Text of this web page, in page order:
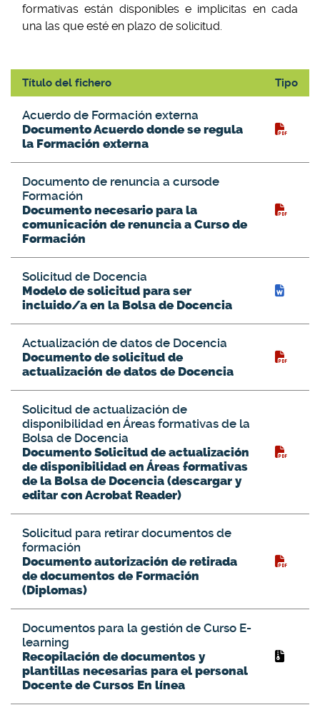
formativas están disponibles e implicitas en cada
una las que esté en plazo de solicitud.
Título del fichero Tipo
Acuerdo de Formación externa
Documento Acuerdo donde se regula
la Formación externa
Documento de renuncia a cursode
Formación
Documento necesario para la
comunicación de renuncia a Curso de
Formación
Solicitud de Docencia
Modelo de solicitud para ser
incluido/a en la Bolsa de Docencia
Actualización de datos de Docencia
Documento de solicitud de
actualización de datos de Docencia
Solicitud de actualización de
disponibilidad en Áreas formativas de la
Bolsa de Docencia
Documento Solicitud de actualización
de disponibilidad en Áreas formativas
de la Bolsa de Docencia (descargar y
editar con Acrobat Reader)
Solicitud para retirar documentos de
formación
Documento autorización de retirada
de documentos de Formación
(Diplomas)
Documentos para la gestión de Curso E-
learning
Recopilación de documentos y
plantillas necesarias para el personal
Docente de Cursos En línea